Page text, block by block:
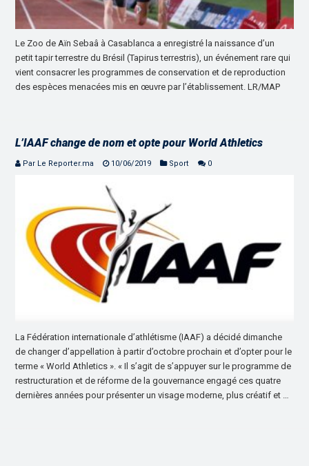
Le Zoo de Aïn Sebaâ à Casablanca a enregistré la naissance d’un
petit tapir terrestre du Brésil (Tapirus terrestris), un événement rare qui
vient consacrer les programmes de conservation et de reproduction
des espèces menacées mis en œuvre par l’établissement. LR/MAP
L’IAAF change de nom et opte pour World Athletics
Par Le Reporter.ma 10/06/2019 Sport 0
La Fédération internationale d’athlétisme (IAAF) a décidé dimanche
de changer d’appellation à partir d’octobre prochain et d’opter pour le
terme « World Athletics ». « Il s’agit de s’appuyer sur le programme de
restructuration et de réforme de la gouvernance engagé ces quatre
dernières années pour présenter un visage moderne, plus créatif et …